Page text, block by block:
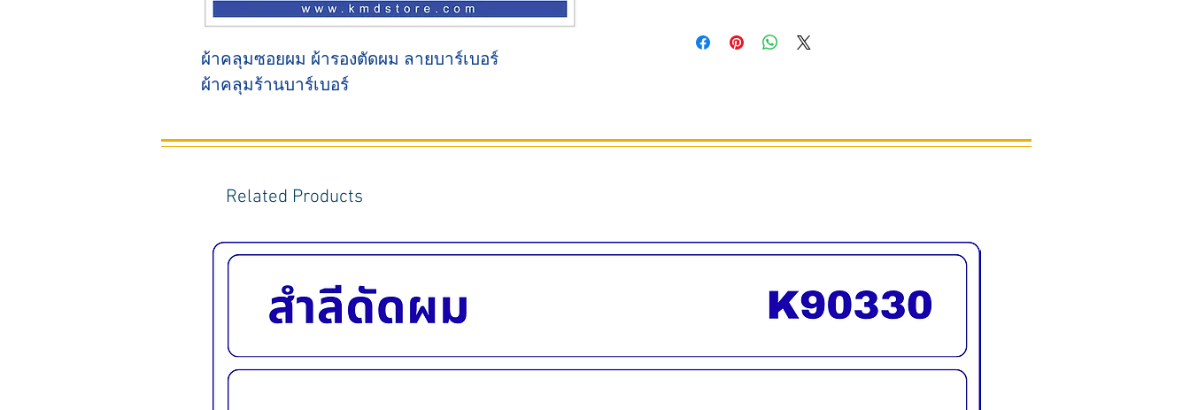
ผ้าคลุมซอยผม ผ้ารองตัดผม ลายบาร์เบอร์
ผ้าคลุมร้านบาร์เบอร์
ใช้ได้ทั้งร้านเสริมสวยและร้านตัดผมชาย
Related Products